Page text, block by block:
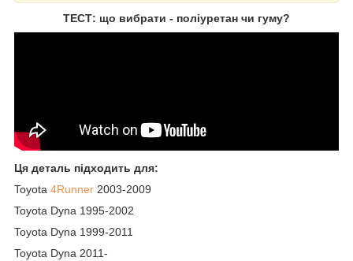
ТЕСТ: що вибрати - поліуретан чи гуму?
Ця деталь підходить для:
Toyota 4Runner 2003-2009
Toyota Dyna 1995-2002
Toyota Dyna 1999-2011
Toyota Dyna 2011-